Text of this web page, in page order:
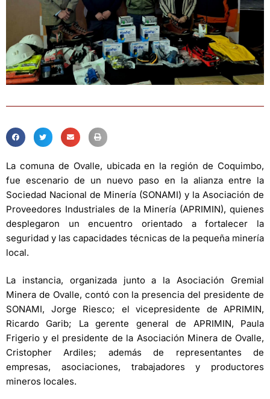
La comuna de Ovalle, ubicada en la región de Coquimbo,
fue escenario de un nuevo paso en la alianza entre la
Sociedad Nacional de Minería (SONAMI) y la Asociación de
Proveedores Industriales de la Minería (APRIMIN), quienes
desplegaron un encuentro orientado a fortalecer la
seguridad y las capacidades técnicas de la pequeña minería
local.
La instancia, organizada junto a la Asociación Gremial
Minera de Ovalle, contó con la presencia del presidente de
SONAMI, Jorge Riesco; el vicepresidente de APRIMIN,
Ricardo Garib; La gerente general de APRIMIN, Paula
Frigerio y el presidente de la Asociación Minera de Ovalle,
Cristopher Ardiles; además de representantes de
empresas, asociaciones, trabajadores y productores
mineros locales.